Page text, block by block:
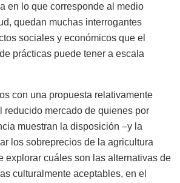
en lo que corresponde al medio
quedan muchas interrogantes
sociales y económicos que el
prácticas puede tener a escala
con una propuesta relativamente
reducido mercado de quienes por
muestran la disposición –y la
los sobreprecios de la agricultura
explorar cuáles son las alternativas de
culturalmente aceptables, en el